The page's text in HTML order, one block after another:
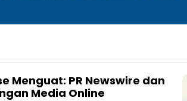
Menguat: PR Newswire dan
Media Online